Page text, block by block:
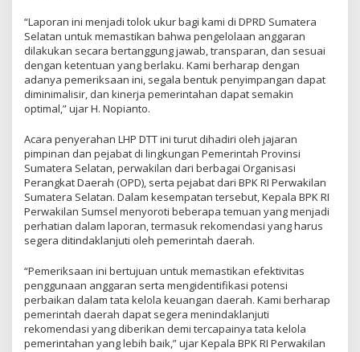
“Laporan ini menjadi tolok ukur bagi kami di DPRD Sumatera
Selatan untuk memastikan bahwa pengelolaan anggaran
dilakukan secara bertanggung jawab, transparan, dan sesuai
dengan ketentuan yang berlaku. Kami berharap dengan
adanya pemeriksaan ini, segala bentuk penyimpangan dapat
diminimalisir, dan kinerja pemerintahan dapat semakin
optimal,” ujar H. Nopianto.
Acara penyerahan LHP DTT ini turut dihadiri oleh jajaran
pimpinan dan pejabat di lingkungan Pemerintah Provinsi
Sumatera Selatan, perwakilan dari berbagai Organisasi
Perangkat Daerah (OPD), serta pejabat dari BPK RI Perwakilan
Sumatera Selatan. Dalam kesempatan tersebut, Kepala BPK RI
Perwakilan Sumsel menyoroti beberapa temuan yang menjadi
perhatian dalam laporan, termasuk rekomendasi yang harus
segera ditindaklanjuti oleh pemerintah daerah.
“Pemeriksaan ini bertujuan untuk memastikan efektivitas
penggunaan anggaran serta mengidentifikasi potensi
perbaikan dalam tata kelola keuangan daerah. Kami berharap
pemerintah daerah dapat segera menindaklanjuti
rekomendasi yang diberikan demi tercapainya tata kelola
pemerintahan yang lebih baik,” ujar Kepala BPK RI Perwakilan